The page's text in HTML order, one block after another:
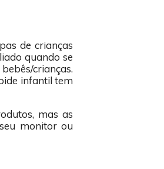
de crianças
quando se
crianças.
infantil tem
mas as
monitor ou